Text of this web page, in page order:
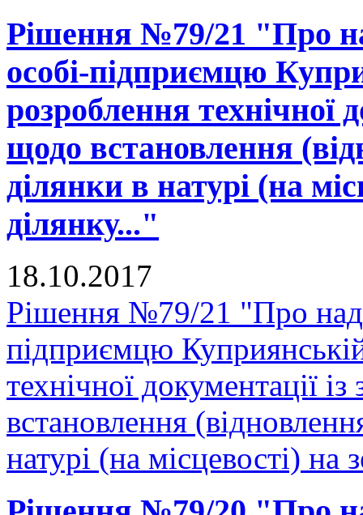
Рішення №79/21 "Про
особі-підприємцю
розроблення технічної
щодо встановлення
ділянки в натурі (на
ділянку..."
18.10.2017
Рішення №79/21 "Про
підприємцю
технічної документації
встановлення
натурі (на місцевості) на